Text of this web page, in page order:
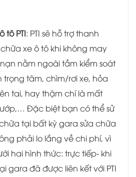
tô PTI: PTI sẽ hỗ trợ thanh
xe ô tô khi không may
nằm ngoài tầm kiểm soát
trọng tâm, chìm/rơi xe, hỏa
tai, hay thậm chí là mất
Đặc biệt bạn có thể sử
tại bất kỳ gara sửa chữa
phải lo lắng về chi phí, vì
hai hình thức: trực tiếp- khi
gara đã được liên kết với PTI